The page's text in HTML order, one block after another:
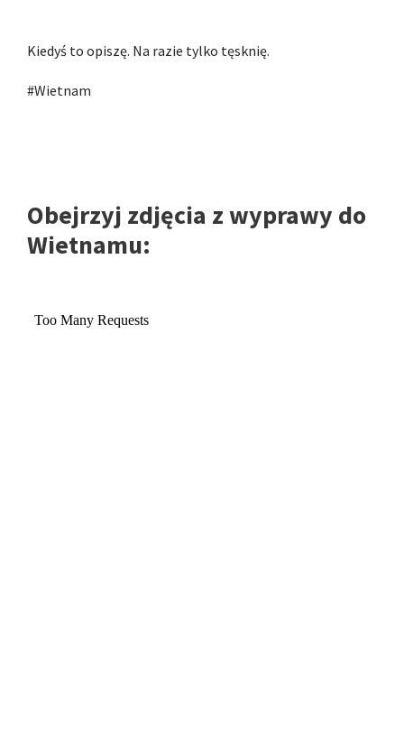
Kiedyś to opiszę. Na razie tylko tęsknię.
#Wietnam
Obejrzyj zdjęcia z wyprawy do
Wietnamu: